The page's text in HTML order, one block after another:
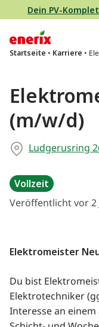
Direkt zum Inhalt
Dein PV-
Startseite • Karriere •
(m/w/d)
Ludgerusring
Vollzeit
Veröffentlicht vor 2
Elektromeister
Du bist
Elektrotechniker
Interesse an